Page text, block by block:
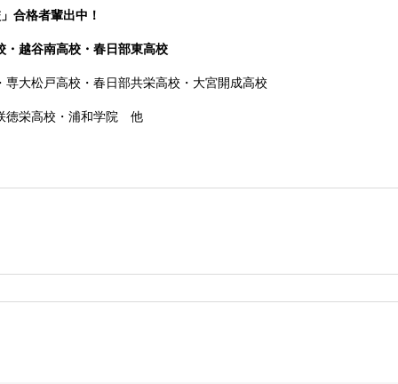
合格者輩出中！
・越谷南高校・春日部東高校
・専大松戸高校 ・春日部共栄高校・大宮開成高校
徳栄高校・浦和学院 他